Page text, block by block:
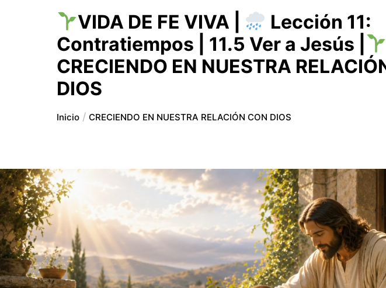
VIDA DE FE VIVA |
Lección 11:
Contratiempos | 11.5 Ver a Jesús |
CRECIENDO EN NUESTRA
DIOS
Inicio CRECIENDO EN NUESTRA RELACIÓN CON DIOS